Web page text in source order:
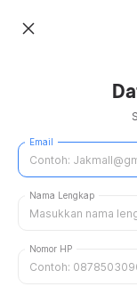
close
Email
Nama Lengkap
Nomor HP